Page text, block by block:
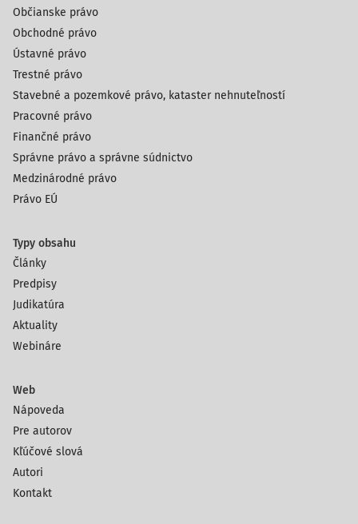
Občianske právo
Obchodné právo
Ústavné právo
Trestné právo
Stavebné a pozemkové právo, kataster nehnuteľností
Pracovné právo
Finančné právo
Správne právo a správne súdnictvo
Medzinárodné právo
Právo EÚ
Typy obsahu
Články
Predpisy
Judikatúra
Aktuality
Webináre
Web
Nápoveda
Pre autorov
Kľúčové slová
Autori
Kontakt